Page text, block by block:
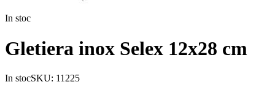
In stoc
Gletiera inox Selex 12x28 cm
In stocSKU: 11225